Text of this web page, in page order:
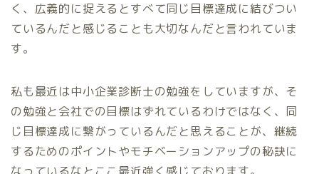
く、広義的に捉えるとすべて同じ目標達成に結びつい
ているんだと感じることも大切なんだと言われていま
す。
私も最近は中小企業診断士の勉強をしていますが、そ
の勉強と会社での目標はずれているわけではなく、同
じ目標達成に繋がっているんだと思えることが、継続
するためのポイントやモチベーションアップの秘訣に